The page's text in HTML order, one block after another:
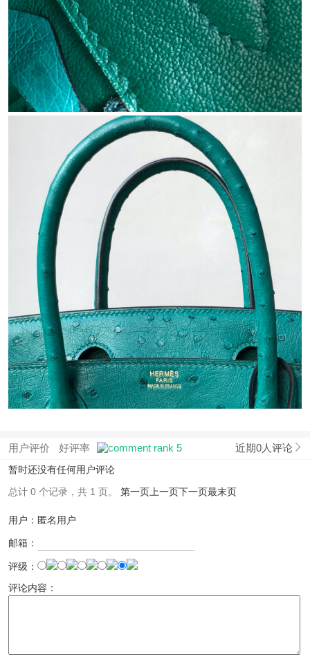
用户评价 好评率 近期0人评论
暂时还没有任何用户评论
总计 0 个记录，共 1 页。 第一页 上一页下一页最末页
用户：匿名用户
邮箱：
评级：
评论内容：